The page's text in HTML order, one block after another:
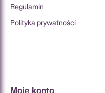
Regulamin
Polityka prywatności
Moje konto